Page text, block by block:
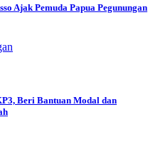
Ajak Pemuda Papua Pegunungan
Beri Bantuan Modal dan